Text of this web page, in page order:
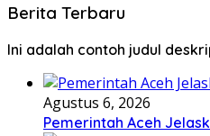
Berita Terbaru
Ini adalah contoh judul
Agustus 6, 2026
Pemerintah Aceh